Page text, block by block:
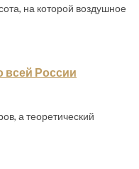
на которой воздушное
всей России
а теоретический